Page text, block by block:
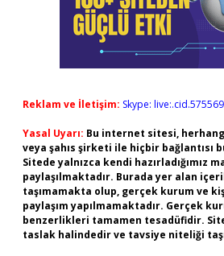
Reklam ve İletişim: Skype:
Yasal Uyarı: Bu internet sitesi,
veya şahıs şirketi ile hiçbir bağlantısı
Sitede yalnızca kendi hazırladığımız
paylaşılmaktadır. Burada yer alan
taşımamakta olup, gerçek kurum ve
paylaşım yapılmamaktadır. Gerçek
benzerlikleri tamamen tesadüfidir.
taslak halindedir ve tavsiye niteliği